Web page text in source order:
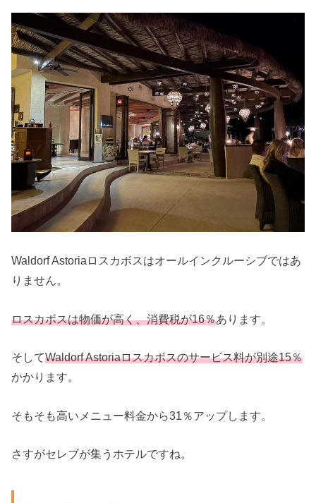
Waldorf Astoriaロスカボスはオールインクルーシブではあ
りません。
ロスカボスは物価が高く、消費税が16％あります。
そしてWaldorf Astoriaロスカボスのサービス料が別途15％
かかります。
そもそも高いメニュー料金から31％アップします。
さすがセレブが集うホテルですね。